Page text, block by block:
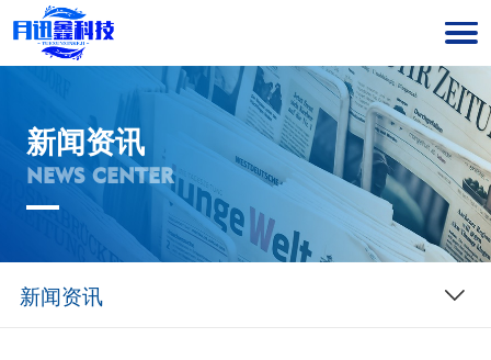
新闻资讯
NEWS CENTER
新闻资讯